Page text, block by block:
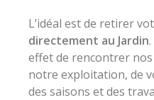
L’idéal est de retirer
directement au Jardin
effet de rencontrer
notre exploitation, de
des saisons et des